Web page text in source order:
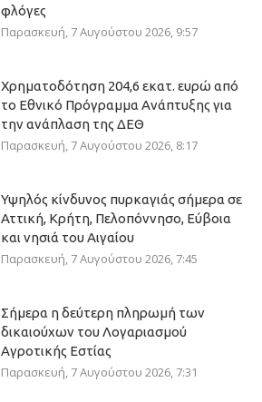
φλόγες
Παρασκευή, 7 Αυγούστου 2026, 9:57
Χρηματοδότηση 204,6 εκατ. ευρώ από
το Εθνικό Πρόγραμμα Ανάπτυξης για
την ανάπλαση της ΔΕΘ
Παρασκευή, 7 Αυγούστου 2026, 8:17
Υψηλός κίνδυνος πυρκαγιάς σήμερα σε
Αττική, Κρήτη, Πελοπόννησο, Εύβοια
και νησιά του Αιγαίου
Παρασκευή, 7 Αυγούστου 2026, 7:45
Σήμερα η δεύτερη πληρωμή των
δικαιούχων του Λογαριασμού
Αγροτικής Εστίας
Παρασκευή, 7 Αυγούστου 2026, 7:31